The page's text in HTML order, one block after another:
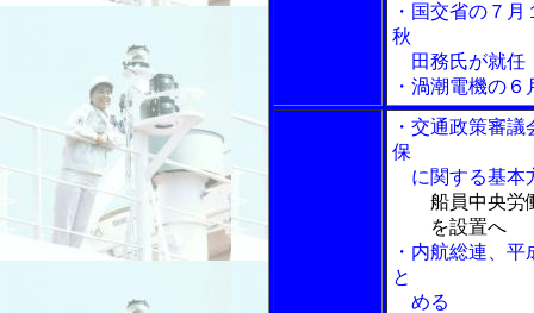
・国交省の７
秋
田務氏が就任
・渦潮電機の
・交通政策審
保
に関する基本
船員中央労
を設置へ
・内航総連、
と
める